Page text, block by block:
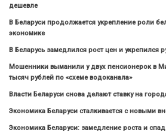
дешевле
В Беларуси продолжается укрепление роли
экономике
В Беларусь замедлился рост цен и укрепился
Мошенники выманили у двух пенсионерок в
тысяч рублей по «схеме водоканала»
Власти Беларуси снова делают ставку на
Экономика Беларуси сталкивается с новыми
Экономика Беларуси: замедление роста и